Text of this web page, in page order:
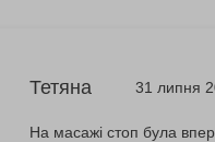
Тетяна 31 липня
На масажі стоп була